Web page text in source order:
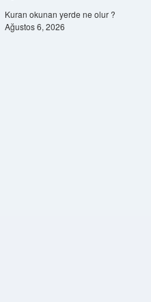
Kuran okunan yerde ne olur ?
Ağustos 6, 2026